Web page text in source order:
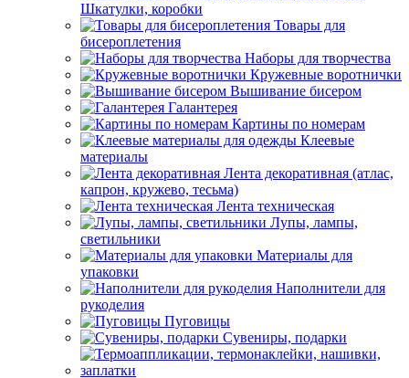
Шкатулки, коробки
Товары для
бисероплетения
Наборы для творчества
Кружевные воротнички
Вышивание бисером
Галантерея
Картины по номерам
Клеевые
материалы
Лента декоративная (атлас,
капрон, кружево, тесьма)
Лента техническая
Лупы, лампы,
светильники
Материалы для
упаковки
Наполнители для
рукоделия
Пуговицы
Сувениры, подарки